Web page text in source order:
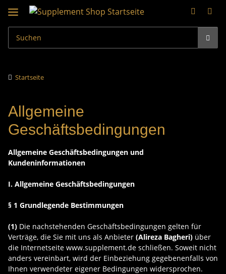
Startseite
Allgemeine
Geschäftsbedingungen
Allgemeine Geschäftsbedingungen und
Kundeninformationen
I. Allgemeine Geschäftsbedingungen
§ 1 Grundlegende Bestimmungen
(1) Die nachstehenden Geschäftsbedingungen gelten für
Verträge, die Sie mit uns als Anbieter (Alireza Bagheri) über
die Internetseite www.supplement.de schließen. Soweit nicht
anders vereinbart, wird der Einbeziehung gegebenenfalls von
Ihnen verwendeter eigener Bedingungen widersprochen.